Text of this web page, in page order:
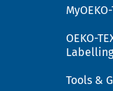
OEKO-
Tools &